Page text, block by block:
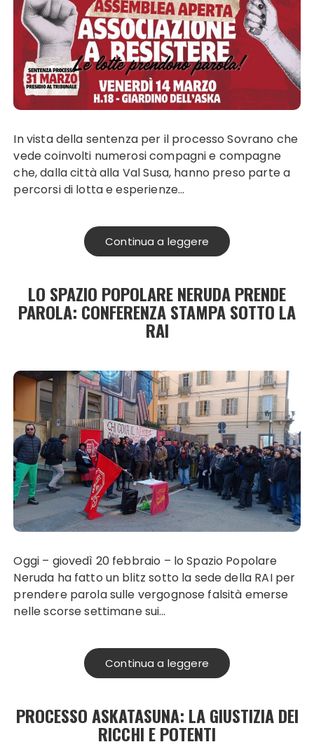
In vista della sentenza per il processo Sovrano che
vede coinvolti numerosi compagni e compagne
che, dalla città alla Val Susa, hanno preso parte a
percorsi di lotta e esperienze…
Continua a leggere
LO SPAZIO POPOLARE NERUDA PRENDE
PAROLA: CONFERENZA STAMPA SOTTO LA
RAI
Oggi – giovedì 20 febbraio – lo Spazio Popolare
Neruda ha fatto un blitz sotto la sede della RAI per
prendere parola sulle vergognose falsità emerse
nelle scorse settimane sui…
Continua a leggere
PROCESSO ASKATASUNA: LA GIUSTIZIA DEI
RICCHI E POTENTI